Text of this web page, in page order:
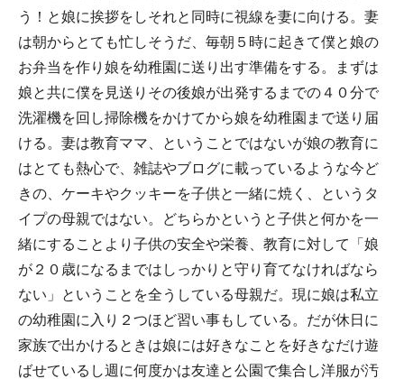
う！と娘に挨拶をしそれと同時に視線を妻に向ける。妻
は朝からとても忙しそうだ、毎朝５時に起きて僕と娘の
お弁当を作り娘を幼稚園に送り出す準備をする。まずは
娘と共に僕を見送りその後娘が出発するまでの４０分で
洗濯機を回し掃除機をかけてから娘を幼稚園まで送り届
ける。妻は教育ママ、ということではないが娘の教育に
はとても熱心で、雑誌やブログに載っているような今ど
きの、ケーキやクッキーを子供と一緒に焼く、というタ
イプの母親ではない。どちらかというと子供と何かを一
緒にすることより子供の安全や栄養、教育に対して「娘
が２０歳になるまではしっかりと守り育てなければなら
ない」ということを全うしている母親だ。現に娘は私立
の幼稚園に入り２つほど習い事もしている。だが休日に
家族で出かけるときは娘には好きなことを好きなだけ遊
ばせているし週に何度かは友達と公園で集合し洋服が汚